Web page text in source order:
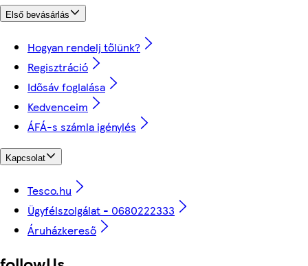
Első bevásárlás
Hogyan rendelj tőlünk?
Regisztráció
Idősáv foglalása
Kedvenceim
ÁFÁ-s számla igénylés
Kapcsolat
Tesco.hu
Ügyfélszolgálat - 0680222333
Áruházkereső